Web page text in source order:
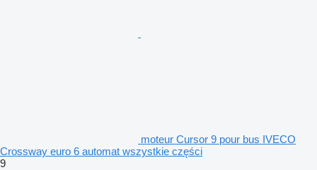
moteur Cursor 9 pour bus IVECO
Crossway euro 6 automat wszystkie części
9